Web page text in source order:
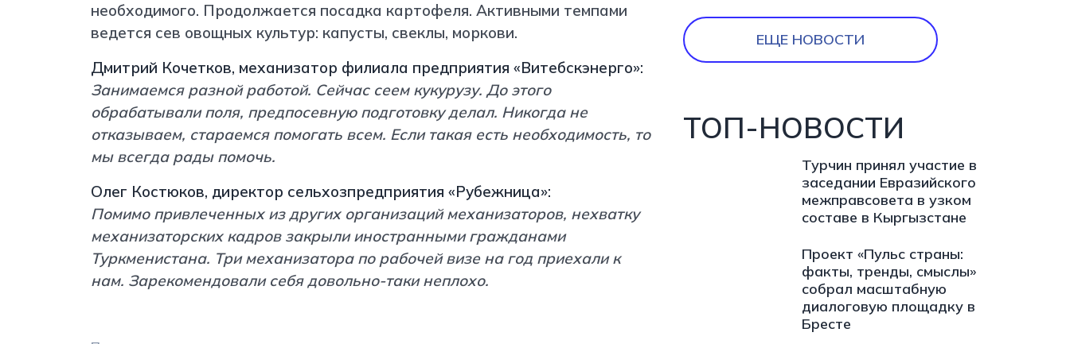
необходимого. Продолжается посадка картофеля. Активными темпами
ведется сев овощных культур: капусты, свеклы, моркови.
Дмитрий Кочетков, механизатор филиала предприятия «Витебскэнерго»:
Занимаемся разной работой. Сейчас сеем кукурузу. До этого
обрабатывали поля, предпосевную подготовку делал. Никогда не
отказываем, стараемся помогать всем. Если такая есть необходимость, то
мы всегда рады помочь.
Олег Костюков, директор сельхозпредприятия «Рубежница»:
Помимо привлеченных из других организаций механизаторов, нехватку
механизаторских кадров закрыли иностранными гражданами
Туркменистана. Три механизатора по рабочей визе на год приехали к
нам. Зарекомендовали себя довольно-таки неплохо.
ЕЩЕ НОВОСТИ
ТОП-НОВОСТИ
Турчин принял участие в
заседании Евразийского
межправсовета в узком
составе в Кыргызстане
Проект «Пульс страны:
факты, тренды, смыслы»
собрал масштабную
диалоговую площадку в
Бресте